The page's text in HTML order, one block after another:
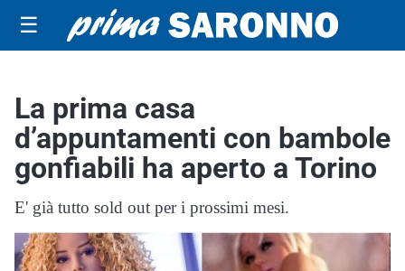
☰
La prima casa
d’appuntamenti con bambole
gonfiabili ha aperto a Torino
E' già tutto sold out per i prossimi mesi.